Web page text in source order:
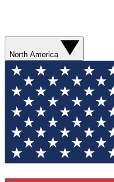
North America